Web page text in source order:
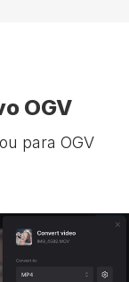
OGV
para OGV